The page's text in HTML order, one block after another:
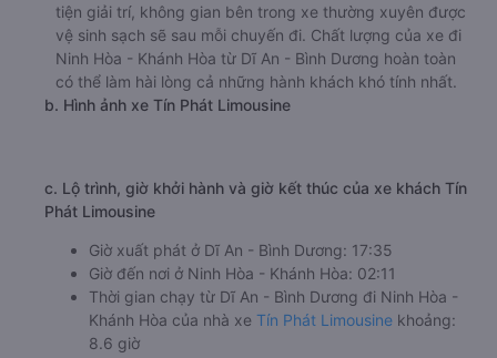
tiện giải trí, không gian bên trong xe thường xuyên được
vệ sinh sạch sẽ sau mỗi chuyến đi. Chất lượng của xe đi
Ninh Hòa - Khánh Hòa từ Dĩ An - Bình Dương hoàn toàn
có thể làm hài lòng cả những hành khách khó tính nhất.
b. Hình ảnh xe Tín Phát Limousine
c. Lộ trình, giờ khởi hành và giờ kết thúc của xe khách Tín
Phát Limousine
Giờ xuất phát ở Dĩ An - Bình Dương: 17:35
Giờ đến nơi ở Ninh Hòa - Khánh Hòa: 02:11
Thời gian chạy từ Dĩ An - Bình Dương đi Ninh Hòa -
Khánh Hòa của nhà xe Tín Phát Limousine khoảng:
8.6 giờ